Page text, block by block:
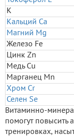
К
Кальций Ca
Магний Mg
Железо Fe
Цинк Zn
Медь Cu
Марганец Mn
Хром Cr
Селен Se
Витаминно-
помогут повысить
тренировках,